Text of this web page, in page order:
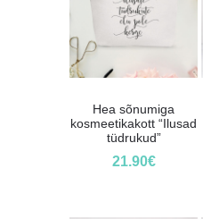
Hea sõnumiga
kosmeetikakott “Ilusad
tüdrukud”
21.90€